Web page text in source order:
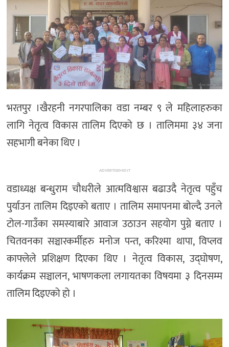
खेल
प्रविधि
भिडियो
भरतपुर ।खैरहनी नगरपालिका वडा नम्बर ९ ले महिलाहरुका
लागि नेतृत्व विकास तालिम दिएको छ । तालिममा ३४ जना
सहभागी बनेका थिए ।
ADVERTISEMENT
वडाध्यक्ष बन्धुराम चौधरीले आत्मविश्वास बढाउदै नेतृत्व पहुँच
पुर्याउन तालिम दिइएको बताए । तालिम समापनमा बोल्दै उनले
टोल-गाउँका समस्याबारे आवाज उठाउन सहयोग पुग्ने बताए ।
चितवनका सञ्चारकर्मीहरु मनोज पन्त, करिश्मा थापा, विप्लव
काफ्लेले प्रशिक्षण दिएका थिए । नेतृत्व विकास, उद्घोषण,
कार्यक्रम सञ्चालन, भाषणकला लगायतका विषयमा ३ दिनसम्म
तालिम दिइएको हो ।